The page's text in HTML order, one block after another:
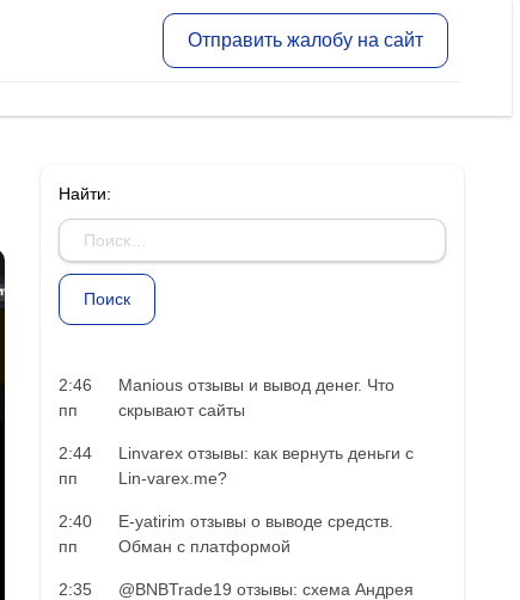
Отправить жалобу на сайт
Найти:
2:46
пп
Manious отзывы и вывод денег. Что
скрывают сайты
2:44
пп
Linvarex отзывы: как вернуть деньги с
Lin-varex.me?
2:40
пп
E-yatirim отзывы о выводе средств.
Обман с платформой
2:35
@BNBTrade19 отзывы: схема Андрея